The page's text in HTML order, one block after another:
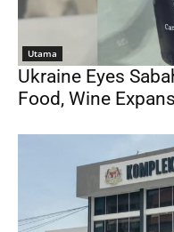
Utama
Ukraine Eyes
Food, Wine